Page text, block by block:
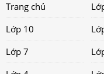
Trang chủ
Lớp 10
Lớp 7